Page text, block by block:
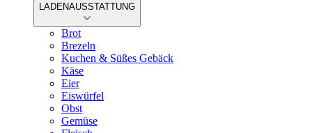
LADENAUSSTATTUNG
Brot
Brezeln
Kuchen & Süßes Gebäck
Käse
Eier
Eiswürfel
Obst
Gemüse